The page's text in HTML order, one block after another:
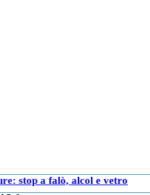
stop a falò, alcol e vetro